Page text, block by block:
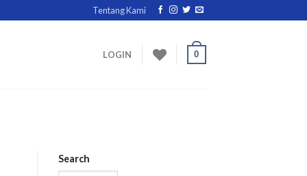
Tentang Kami
LOGIN 0
Search